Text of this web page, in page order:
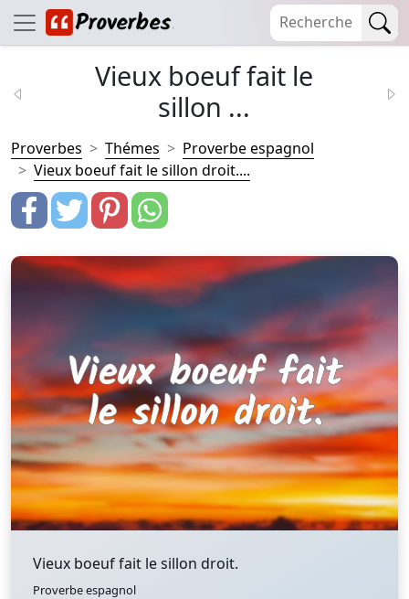
Vieux boeuf fait le
sillon ...
Proverbes Thémes
Proverbe espagnol
Vieux boeuf fait le sillon droit....
Vieux boeuf fait le sillon droit.
Proverbe espagnol